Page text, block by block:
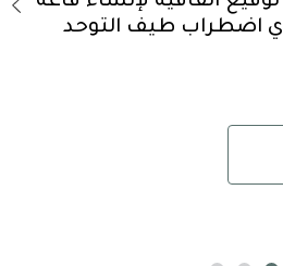
اضطراب طيف التوحد